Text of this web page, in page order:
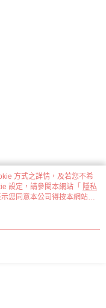
方式之詳情，及若您不希
設定，請參閱本網站「 隱私
您同意本公司得按本網站使